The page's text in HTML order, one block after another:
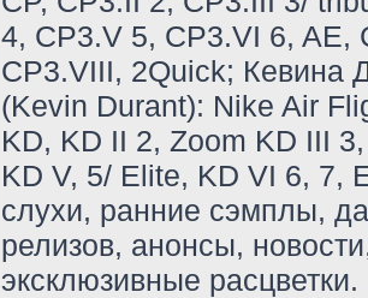
4, CP3.V 5, CP3.VI 6, AE,
CP3.VIII, 2Quick; Кевина
(Kevin Durant): Nike Air
KD, KD II 2, Zoom KD III
KD V, 5/ Elite, KD VI 6, 7,
слухи, ранние сэмплы,
релизов, анонсы,
эксклюзивные расцветки.